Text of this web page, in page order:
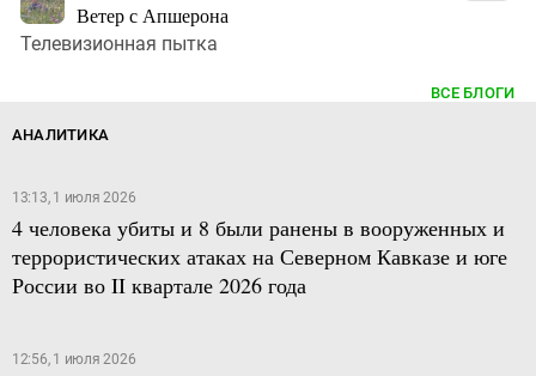
Ветер с Апшерона
Телевизионная пытка
ВСЕ БЛОГИ
АНАЛИТИКА
13:13, 1 июля 2026
4 человека убиты и 8 были ранены в вооруженных и
террористических атаках на Северном Кавказе и юге
России во II квартале 2026 года
12:56, 1 июля 2026